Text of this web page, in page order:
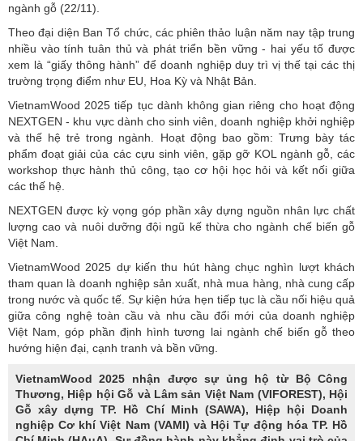
Theo đại diện Ban Tổ chức, các phiên thảo luận năm nay tập trung
xem là “giấy thông hành” để doanh nghiệp duy trì vị thế tại các thị
trường trọng điểm như EU, Hoa Kỳ và Nhật Bản.
VietnamWood 2025 tiếp tục dành không gian riêng cho hoạt động
và thế hệ trẻ trong ngành. Hoạt động bao gồm: Trưng bày tác
phẩm đoạt giải của các cựu sinh viên, gặp gỡ KOL ngành gỗ, các
workshop thực hành thủ công, tạo cơ hội học hỏi và kết nối giữa
các thế hệ.
NEXTGEN được kỳ vọng góp phần xây dựng nguồn nhân lực chất
Việt Nam.
VietnamWood 2025 dự kiến thu hút hàng chục nghìn lượt khách
trong nước và quốc tế. Sự kiện hứa hẹn tiếp tục là cầu nối hiệu quả
giữa công nghệ toàn cầu và nhu cầu đổi mới của doanh nghiệp
Việt Nam, góp phần định hình tương lai ngành chế biến gỗ theo
hướng hiện đại, cạnh tranh và bền vững.
VietnamWood 2025 nhận được sự ủng hộ từ Bộ Công
Gỗ xây dựng TP. Hồ Chí Minh (SAWA), Hiệp hội Doanh
nghiệp Cơ khí Việt Nam (VAMI) và Hội Tự động hóa TP. Hồ
Chí Minh (HAuA). Sự đồng hành này khẳng định vai trò của
triển lãm như một nền tảng quan trọng thúc đẩy chuyển